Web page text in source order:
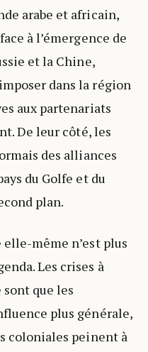
arabe et africain,
à l’émergence de
et la Chine,
dans la région
aux partenariats
De leur côté, les
des alliances
du Golfe et du
plan.
même n’est plus
Les crises à
que les
plus générale,
coloniales peinent à